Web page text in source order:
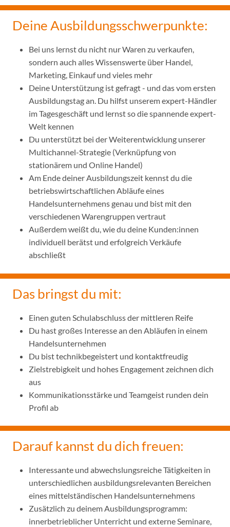
Deine Ausbildungsschwerpunkte:
Bei uns lernst du nicht nur Waren zu verkaufen,
sondern auch alles Wissenswerte über Handel,
Marketing, Einkauf und vieles mehr
Deine Unterstützung ist gefragt - und das vom ersten
Ausbildungstag an. Du hilfst unserem expert-Händler
im Tagesgeschäft und lernst so die spannende expert-
Welt kennen
Du unterstützt bei der Weiterentwicklung unserer
Multichannel-Strategie (Verknüpfung von
stationärem und Online Handel)
Am Ende deiner Ausbildungszeit kennst du die
betriebswirtschaftlichen Abläufe eines
Handelsunternehmens genau und bist mit den
verschiedenen Warengruppen vertraut
Außerdem weißt du, wie du deine Kunden:innen
individuell berätst und erfolgreich Verkäufe
abschließt
Das bringst du mit:
Einen guten Schulabschluss der mittleren Reife
Du hast großes Interesse an den Abläufen in einem
Handelsunternehmen
Du bist technikbegeistert und kontaktfreudig
Zielstrebigkeit und hohes Engagement zeichnen dich
aus
Kommunikationsstärke und Teamgeist runden dein
Profil ab
Darauf kannst du dich freuen:
Interessante und abwechslungsreiche Tätigkeiten in
unterschiedlichen ausbildungsrelevanten Bereichen
eines mittelständischen Handelsunternehmens
Zusätzlich zu deinem Ausbildungsprogramm:
innerbetrieblicher Unterricht und externe Seminare,